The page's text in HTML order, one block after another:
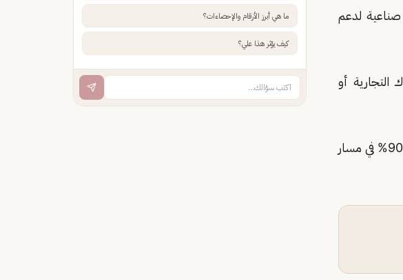
لدعم
التجارية أو
وأوضح أن ضمان التسهيلات الأئتمانية تصل إلى 150 مليون ريال، كما أن تغطية الضمان تصل إلى 90% في مسار
ما هي أبرز الأرقام والإحصاءات؟
كيف يؤثر هذا علي؟